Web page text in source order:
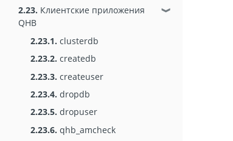
2.23. Клиентские приложения
QHB
❱
2.23.1. clusterdb
2.23.2. createdb
2.23.3. createuser
2.23.4. dropdb
2.23.5. dropuser
2.23.6. qhb_amcheck